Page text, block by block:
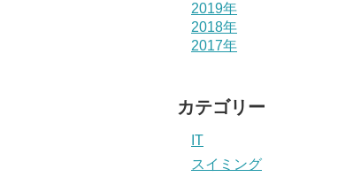
2019年
2018年
2017年
カテゴリー
IT
スイミング